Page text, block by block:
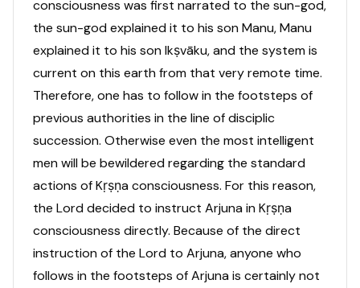
consciousness was first narrated to the sun-god,
the sun-god explained it to his son Manu, Manu
explained it to his son Ikṣvāku, and the system is
current on this earth from that very remote time.
Therefore, one has to follow in the footsteps of
previous authorities in the line of disciplic
succession. Otherwise even the most intelligent
men will be bewildered regarding the standard
actions of Kṛṣṇa consciousness. For this reason,
the Lord decided to instruct Arjuna in Kṛṣṇa
consciousness directly. Because of the direct
instruction of the Lord to Arjuna, anyone who
follows in the footsteps of Arjuna is certainly not